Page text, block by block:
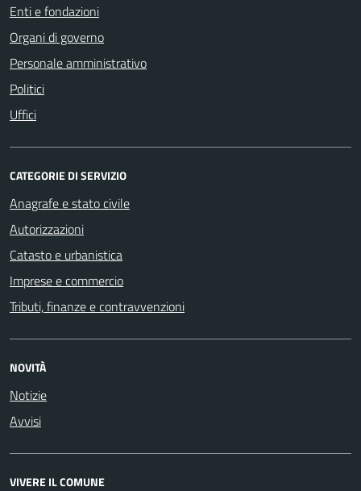
Enti e fondazioni
Organi di governo
Personale amministrativo
Politici
Uffici
CATEGORIE DI SERVIZIO
Anagrafe e stato civile
Autorizzazioni
Catasto e urbanistica
Imprese e commercio
Tributi, finanze e contravvenzioni
NOVITÀ
Notizie
Avvisi
VIVERE IL COMUNE